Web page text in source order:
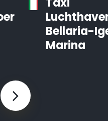
Bellaria-
Marina